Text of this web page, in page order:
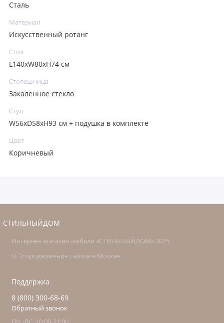
Сталь
Материал
Искусственный ротанг
Стол
L140хW80xH74 см
Столешница
Закаленное стекло
Стул
W56xD58xH93 см + подушка в комплекте
Цвет
Коричневый
СТИЛЬНЫЙДОМ
Интернет-магазин мебели «СТИЛЬНЫЙДОМ» 2025
SEO продвижение сайтов в Москве
Поддержка
8 (800) 300-68-69
Обратный звонок